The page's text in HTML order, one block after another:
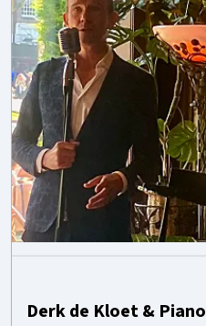
Derk de Kloet & Piano